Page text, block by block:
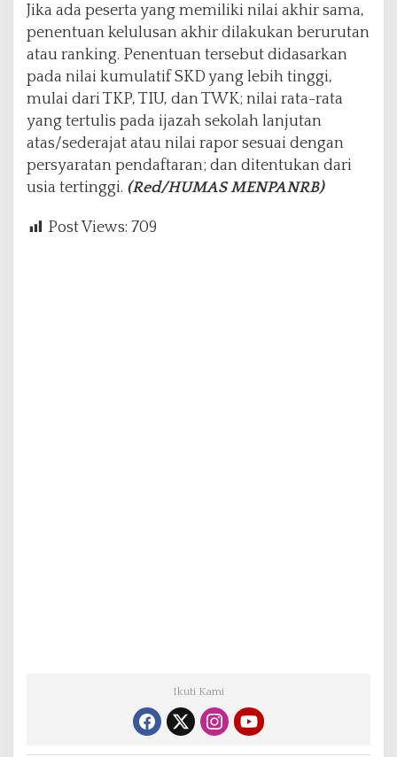
Jika ada peserta yang memiliki nilai akhir sama,
penentuan kelulusan akhir dilakukan berurutan
atau ranking. Penentuan tersebut didasarkan
pada nilai kumulatif SKD yang lebih tinggi,
mulai dari TKP, TIU, dan TWK; nilai rata-rata
yang tertulis pada ijazah sekolah lanjutan
atas/sederajat atau nilai rapor sesuai dengan
persyaratan pendaftaran; dan ditentukan dari
usia tertinggi. (Red/HUMAS MENPANRB)
Post Views: 709
Ikuti Kami